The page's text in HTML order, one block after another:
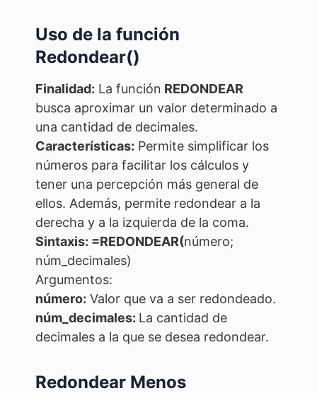
Uso de la función
Redondear()
Finalidad: La función REDONDEAR
busca aproximar un valor determinado a
una cantidad de decimales.
Características: Permite simplificar los
números para facilitar los cálculos y
tener una percepción más general de
ellos. Además, permite redondear a la
derecha y a la izquierda de la coma.
Sintaxis: =REDONDEAR(número;
núm_decimales)
Argumentos:
número: Valor que va a ser redondeado.
núm_decimales: La cantidad de
decimales a la que se desea redondear.
Redondear Menos